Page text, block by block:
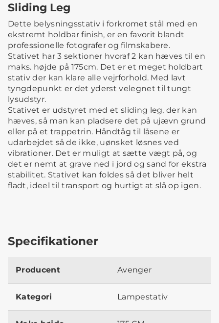
Sliding Leg
Dette belysningsstativ i forkromet stål med en
ekstremt holdbar finish, er en favorit blandt
professionelle fotografer og filmskabere.
Stativet har 3 sektioner hvoraf 2 kan hæves til en
maks. højde på 175cm. Det er et meget holdbart
stativ der kan klare alle vejrforhold. Med lavt
tyngdepunkt er det yderst velegnet til tungt
lysudstyr.
Stativet er udstyret med et sliding leg, der kan
hæves, så man kan pladsere det på ujævn grund
eller på et trappetrin. Håndtåg til låsene er
udarbejdet så de ikke, uønsket løsnes ved
vibrationer. Det er muligt at sætte vægt på, og
det er nemt at grave ned i jord og sand for ekstra
stabilitet. Stativet kan foldes så det bliver helt
fladt, ideel til transport og hurtigt at slå op igen.
Specifikationer
Producent Avenger
Kategori Lampestativ